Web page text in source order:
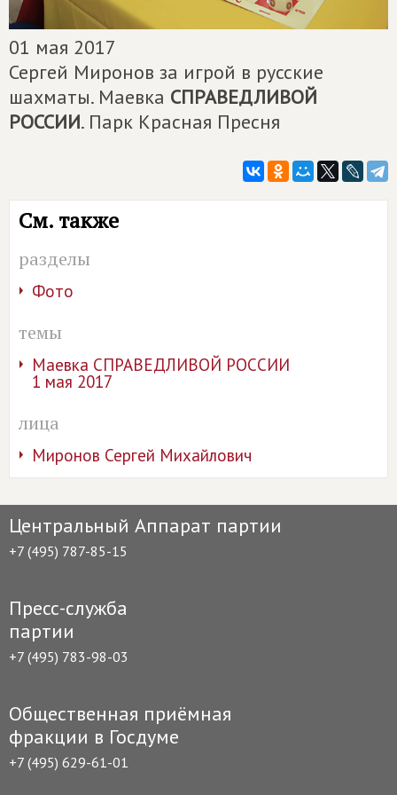
01 мая 2017
Сергей Миронов за игрой в русские
шахматы. Маевка СПРАВЕДЛИВОЙ
РОССИИ. Парк Красная Пресня
См. также
разделы
Фото
темы
Маевка СПРАВЕДЛИВОЙ РОССИИ
1 мая 2017
лица
Миронов Сергей Михайлович
Центральный Аппарат партии
+7 (495) 787-85-15
Пресс-служба
партии
+7 (495) 783-98-03
Общественная приёмная
фракции в Госдуме
+7 (495) 629-61-01